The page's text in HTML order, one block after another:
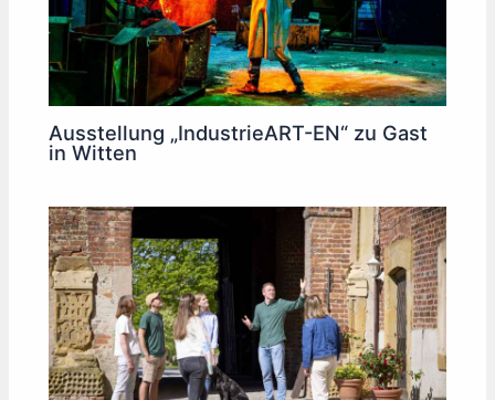
Ausstellung „IndustrieART-EN“ zu Gast
in Witten